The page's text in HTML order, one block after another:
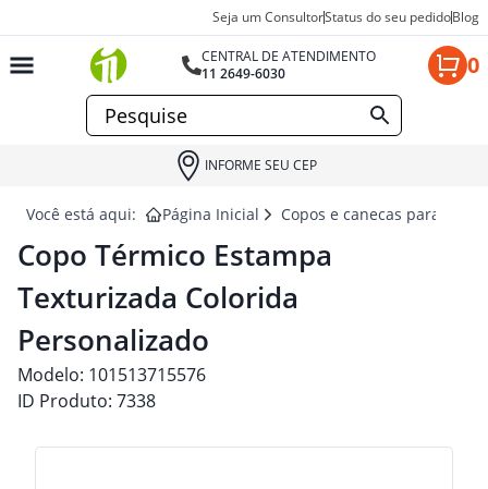
Seja um ConsultorStatus do seu pedidoBlog
CENTRAL DE ATENDIMENTO
11 2649-6030
0
INFORME SEU CEP
Você está aqui: Página Inicial Copos e canecas para
Copo Térmico Estampa
Texturizada Colorida
Personalizado
Modelo: 101513715576
ID Produto: 7338